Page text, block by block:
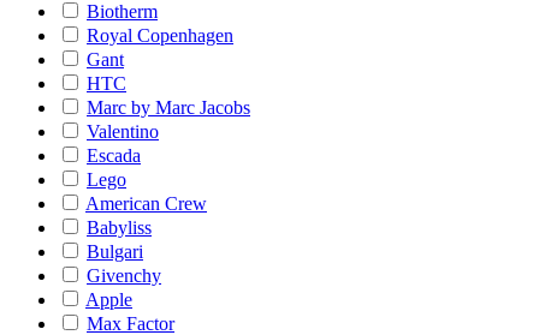
Biotherm
Royal Copenhagen
Gant
HTC
Marc by Marc Jacobs
Valentino
Escada
Lego
American Crew
Babyliss
Bulgari
Givenchy
Apple
Max Factor